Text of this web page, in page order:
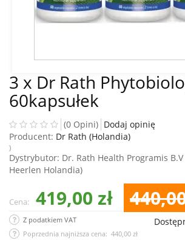
3 x Dr Rath
60kapsułek
(0 Opini) Dodaj opinię
Producent: Dr Rath (Holandia)
)
Dystrybutor: Dr. Rath Health Programis
Heerlen Holandia)
Cena: 419,00 zł
Z podatkiem VAT
Poprzednia najniższa cena: 440,00 zł